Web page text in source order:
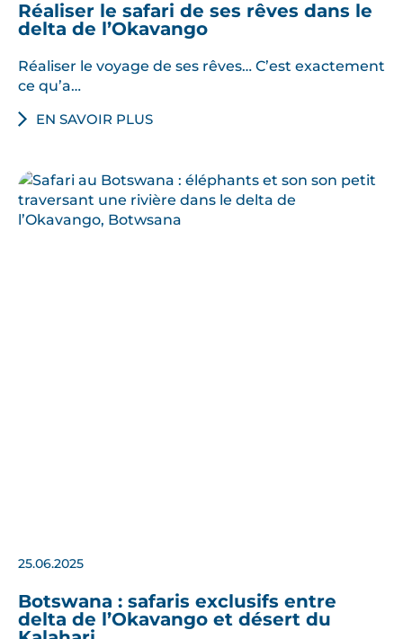
Réaliser le safari de ses rêves dans le
delta de l’Okavango
Réaliser le voyage de ses rêves… C’est exactement
ce qu’a…
EN SAVOIR PLUS
25.06.2025
Botswana : safaris exclusifs entre
delta de l’Okavango et désert du